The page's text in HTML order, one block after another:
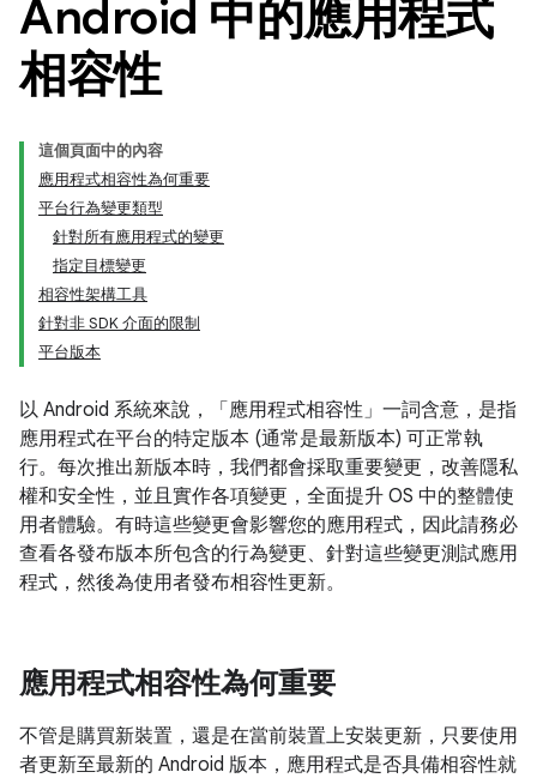
Android 中的應用程式
相容性
這個頁面中的內容
應用程式相容性為何重要
平台行為變更類型
針對所有應用程式的變更
指定目標變更
相容性架構工具
針對非 SDK 介面的限制
平台版本
以 Android 系統來說，「應用程式相容性」 一詞含意，是指
應用程式在平台的特定版本 (通常是最新版本) 可正常執
行。每次推出新版本時，我們都會採取重要變更，改善隱私
權和安全性，並且實作各項變更，全面提升 OS 中的整體使
用者體驗。有時這些變更會影響您的應用程式，因此請務必
查看各發布版本所包含的行為變更、針對這些變更測試應用
程式，然後為使用者發布相容性更新。
應用程式相容性為何重要
不管是購買新裝置，還是在當前裝置上安裝更新，只要使用
者更新至最新的 Android 版本，應用程式是否具備相容性就